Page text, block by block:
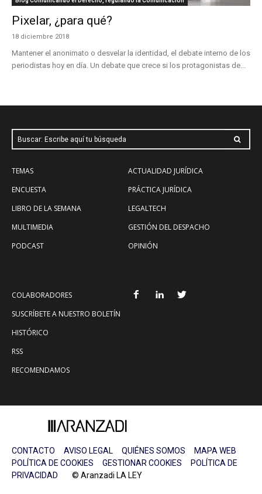
Pixelar, ¿para qué?
18 diciembre 2018
Mantener el anonimato o desvelar la identidad, el debate interno de los
periodistas hoy en día. Un debate que crece si los protagonistas de...
Buscar: Escribe aquí tu búsqueda
TEMAS
ENCUESTA
LIBRO DE LA SEMANA
MULTIMEDIA
PODCAST
ACTUALIDAD JURÍDICA
PRÁCTICA JURÍDICA
LEGALTECH
GESTIÓN DEL DESPACHO
OPINIÓN
COLABORADORES
SUSCRÍBETE A NUESTRO BOLETÍN
HISTÓRICO
RSS
RECOMENDAMOS
CONTACTO AVISO LEGAL QUIÉNES SOMOS
MAPA WEB
POLÍTICA DE COOKIES
GESTIONAR COOKIES
POLÍTICA DE
PRIVACIDAD © Aranzadi LA LEY